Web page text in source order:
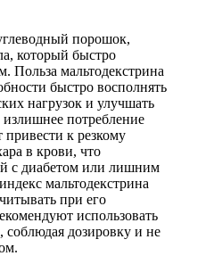
порошок,
который быстро
Польза мальтодекстринa
быстро восполнять
нагрузок и улучшать
потребление
привести к резкому
в крови, что
с диабетом или лишним
мальтодекстринa
при его
использовать
соблюдая дозировку и не